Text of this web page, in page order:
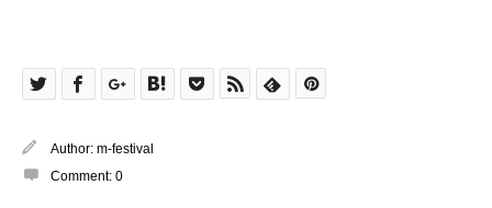
Author: m-festival
Comment: 0